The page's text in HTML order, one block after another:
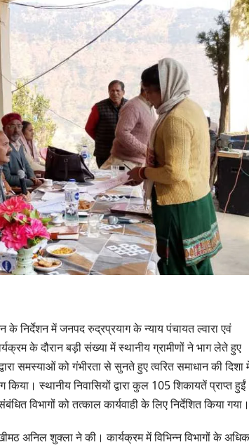
के निर्देशन में जनपद रुद्रप्रयाग के न्याय पंचायत ल्वारा एवं
के दौरान बड़ी संख्या में स्थानीय ग्रामीणों ने भाग लेते हुए
समस्याओं को गंभीरता से सुनते हुए त्वरित समाधान की दिशा
स्थानीय निवासियों द्वारा कुल 105 शिकायतें प्राप्त हुईं
विभागों को तत्काल कार्यवाही के लिए निर्देशित किया गया।
अनिल शुक्ला ने की। कार्यक्रम में विभिन्न विभागों के